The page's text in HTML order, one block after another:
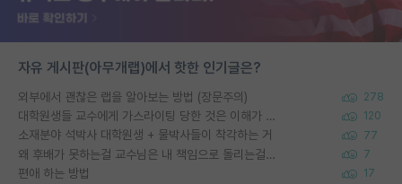
자유 게시판(아무개랩)에서 핫한 인기글은?
외부에서 괜찮은 랩을 알아보는 방법 (장문주의) 278
대학원생들 교수에게 가스라이팅 당한 것은 이해가 갑니다. 안타깝네요. 120
소재분야 석박사 대학원생 + 물박사들이 착각하는 거 77
왜 후배가 못하는걸 교수님은 내 책임으로 돌리는걸까요? 7
편애 하는 방법 17